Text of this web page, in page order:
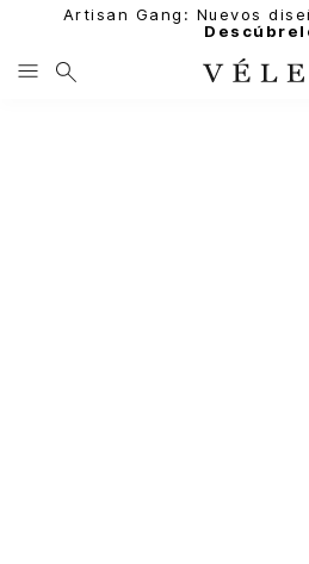
Artisan Gang: Nuevos